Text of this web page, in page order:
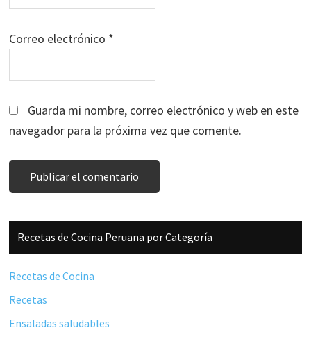
Correo electrónico *
Guarda mi nombre, correo electrónico y web en este
navegador para la próxima vez que comente.
Barra
lateral
principal
Recetas de Cocina Peruana por Categoría
Recetas de Cocina
Recetas
Ensaladas saludables